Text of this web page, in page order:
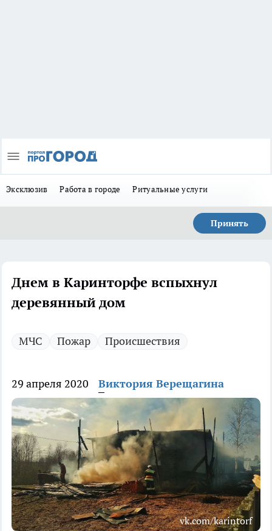
Эксклюзив Работа в городе Ритуальные услуги
Принять
Днем в Каринторфе вспыхнул
деревянный дом
МЧС Пожар Происшествия
29 апреля 2020 Виктория Верещагина
vk.com/karintorf